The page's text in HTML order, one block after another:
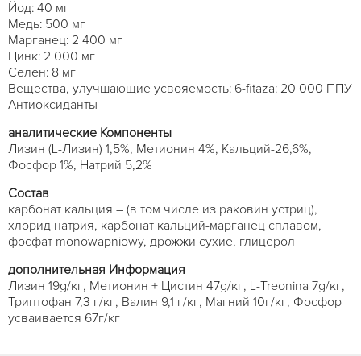
Йод: 40 мг
Медь: 500 мг
Марганец: 2 400 мг
Цинк: 2 000 мг
Селен: 8 мг
Вещества, улучшающие усвояемость: 6-fitaza: 20 000 ППУ
Антиоксиданты
аналитические Компоненты
Лизин (L-Лизин) 1,5%, Метионин 4%, Кальций-26,6%,
Фосфор 1%, Натрий 5,2%
Состав
карбонат кальция – (в том числе из раковин устриц),
хлорид натрия, карбонат кальций-марганец сплавом,
фосфат monowapniowy, дрожжи сухие, глицерол
дополнительная Информация
Лизин 19g/кг, Метионин + Цистин 47g/кг, L-Treonina 7g/кг,
Триптофан 7,3 г/кг, Валин 9,1 г/кг, Магний 10г/кг, Фосфор
усваивается 67г/кг